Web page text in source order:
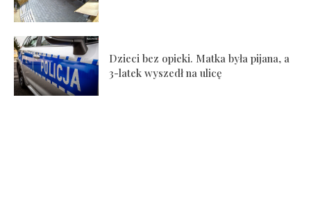
Dzieci bez opieki. Matka była pijana, a
3-latek wyszedł na ulicę